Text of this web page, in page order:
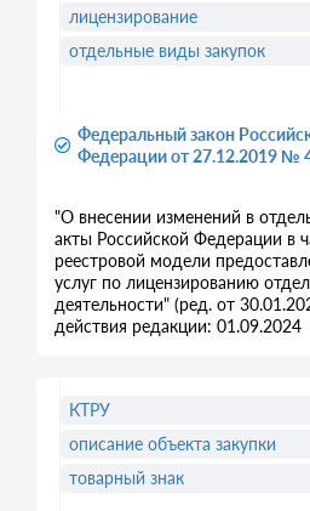
Федеральный закон
Федерации от 27.12.2019 №
"О внесении изменений в
акты Российской Федерации в
реестровой модели
услуг по лицензированию
деятельности" (ред. от
действия редакции: 01.09.2024
лицензирование
отдельные виды закупок
КТРУ
описание объекта закупки
товарный знак